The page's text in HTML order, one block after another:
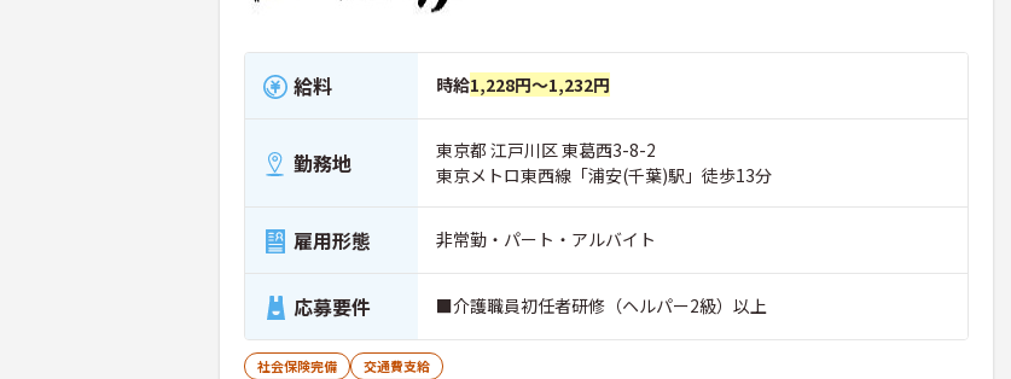
給料 時給1,228円～1,232円
勤務地
東京都 江戸川区 東葛西3-8-2
東京メトロ東西線「浦安(千葉)駅」徒歩13分
雇用形態 非常勤・パート・アルバイト
応募要件 ■介護職員初任者研修（ヘルパー2級）以上
社会保険完備 交通費支給